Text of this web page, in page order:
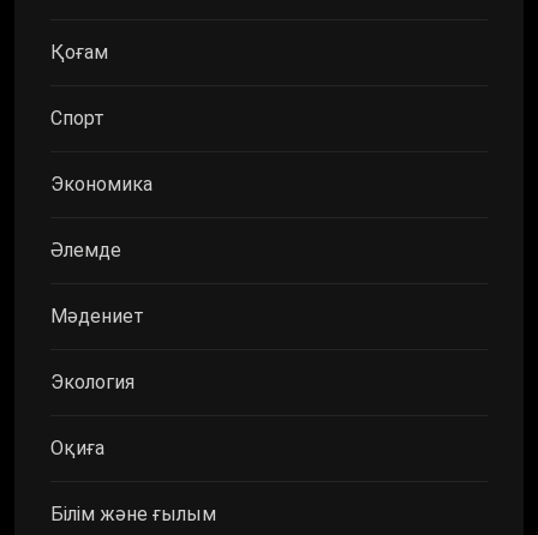
Қоғам
Спорт
Экономика
Әлемде
Мәдениет
Экология
Оқиға
Білім және ғылым